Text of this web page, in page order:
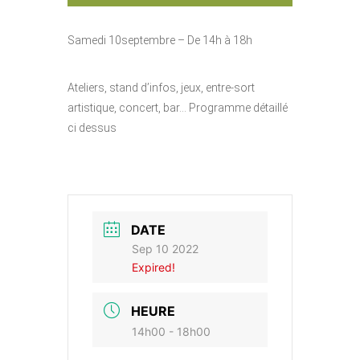
Samedi 10septembre – De 14h à 18h
Ateliers, stand d’infos, jeux, entre-sort
artistique, concert, bar… Programme détaillé
ci dessus
DATE
Sep 10 2022
Expired!
HEURE
14h00 - 18h00